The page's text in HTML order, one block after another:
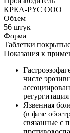
КРКА-РУС ООО
Объем
56 штук
Форма
Таблетки
Показания к
числе
Язвенная
(в фазе
связанные с